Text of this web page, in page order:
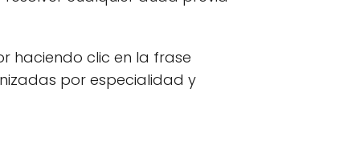
haciendo clic en la frase
por especialidad y